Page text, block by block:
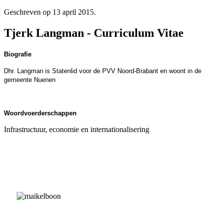
Geschreven op 13 april 2015.
Tjerk Langman - Curriculum Vitae
Biografie
Dhr. Langman is Statenlid voor de PVV Noord-Brabant en woont in de
gemeente Nuenen
Woordvoerderschappen
Infrastructuur, economie en internationalisering